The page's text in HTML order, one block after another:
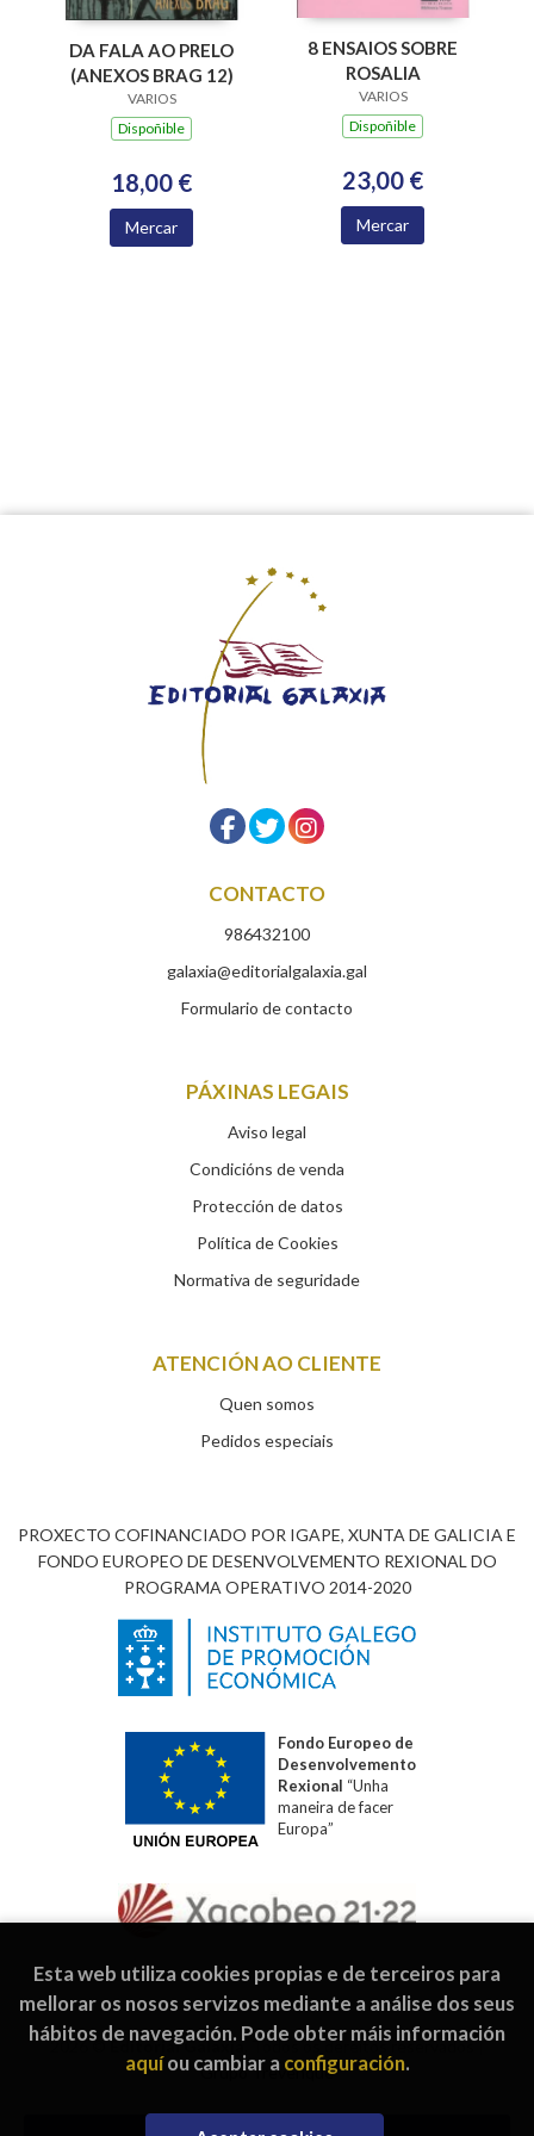
DA FALA AO PRELO
(ANEXOS BRAG 12)
VARIOS
Dispoñible
18,00 €
Mercar
8 ENSAIOS SOBRE
ROSALIA
VARIOS
Dispoñible
23,00 €
Mercar
CONTACTO
986432100
galaxia@editorialgalaxia.gal
Formulario de contacto
PÁXINAS LEGAIS
Aviso legal
Condicións de venda
Protección de datos
Política de Cookies
Normativa de seguridade
ATENCIÓN AO CLIENTE
Quen somos
Pedidos especiais
PROXECTO COFINANCIADO POR IGAPE, XUNTA DE GALICIA E
FONDO EUROPEO DE DESENVOLVEMENTO REXIONAL DO
PROGRAMA OPERATIVO 2014-2020
Fondo Europeo de
Desenvolvemento
Rexional “Unha
maneira de facer
Europa”
2026 ©Editorial Galaxia . Todos os dereitos reservados |
Grupo Trevenque
Esta web utiliza cookies propias e de terceiros para
mellorar os nosos servizos mediante a análise dos seus
hábitos de navegación. Pode obter máis información
aquíou cambiar a configuración.